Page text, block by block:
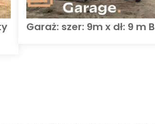
Garaż: szer: 9m x dł: 9 m